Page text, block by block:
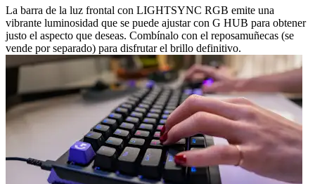
La barra de la luz frontal con LIGHTSYNC RGB emite una
vibrante luminosidad que se puede ajustar con G HUB para obtener
justo el aspecto que deseas. Combínalo con el reposamuñecas (se
vende por separado) para disfrutar el brillo definitivo.